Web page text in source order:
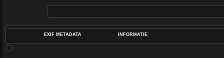
EXIF METADATA INFORMATIE